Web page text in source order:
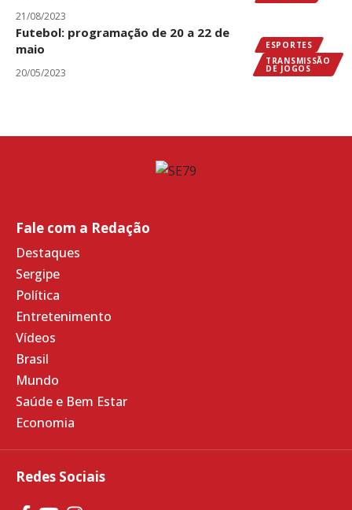
21/08/2023
ESPORTES
TRANSMISSÃO
DE JOGOS
Futebol: programação de 20 a 22 de
maio
20/05/2023
Redes Sociais
Fale com a Redação
Destaques
Sergipe
Política
Entretenimento
Vídeos
Brasil
Mundo
Saúde e Bem Estar
Economia